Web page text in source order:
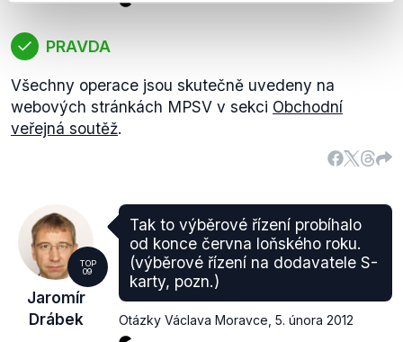
PRAVDA
Všechny operace jsou skutečně uvedeny na
webových stránkách MPSV v sekci Obchodní
veřejná soutěž.
TOP
09
Jaromír
Drábek
Tak to výběrové řízení probíhalo
od konce června loňského roku.
(výběrové řízení na dodavatele S-
karty, pozn.)
Otázky Václava Moravce 5. února 2012